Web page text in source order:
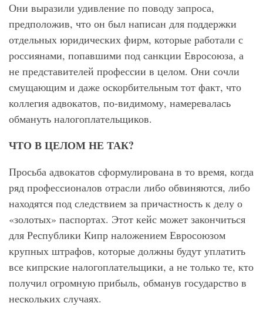
Они выразили удивление по поводу запроса,
предположив, что он был написан для поддержки
отдельных юридических фирм, которые работали с
россиянами, попавшими под санкции Евросоюза, а
не представителей профессии в целом. Они сочли
смущающим и даже оскорбительным тот факт, что
коллегия адвокатов, по-видимому, намеревалась
обмануть налогоплательщиков.
ЧТО В ЦЕЛОМ НЕ ТАК?
Просьба адвокатов сформулирована в то время, когда
ряд профессионалов отрасли либо обвиняются, либо
находятся под следствием за причастность к делу о
«золотых» паспортах. Этот кейс может закончиться
для Республики Кипр наложением Евросоюзом
крупных штрафов, которые должны будут уплатить
все кипрские налогоплательщики, а не только те, кто
получил огромную прибыль, обманув государство в
нескольких случаях.